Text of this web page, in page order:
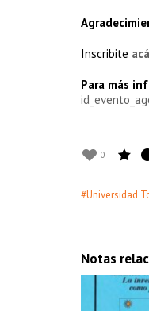
Inscribite acá
Para más
0
#Universidad
Notas